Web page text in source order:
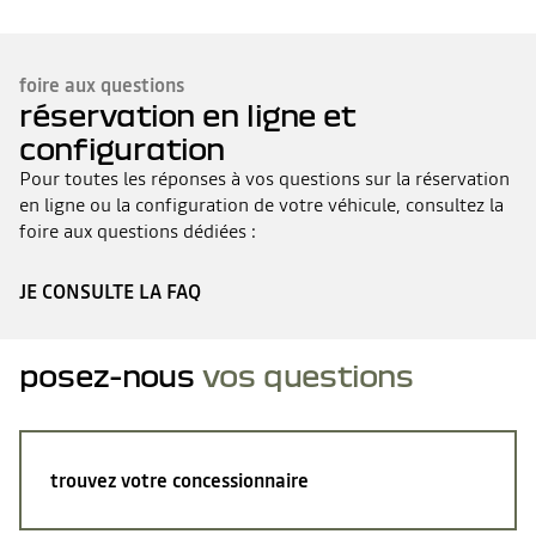
foire aux questions
réservation en ligne et
configuration
Pour toutes les réponses à vos questions sur la réservation
en ligne ou la configuration de votre véhicule, consultez la
foire aux questions dédiées :
JE CONSULTE LA FAQ
posez-nous vos questions
trouvez votre concessionnaire